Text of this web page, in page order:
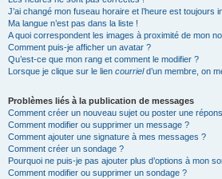
J’ai changé mon fuseau horaire et l’heure est toujours
Ma langue n’est pas dans la liste !
A quoi correspondent les images à proximité de mon
Comment puis-je afficher un avatar ?
Qu’est-ce que mon rang et comment le modifier ?
Lorsque je clique sur le lien courrield’un membre, on
Problèmes liés à la publication de messages
Comment créer un nouveau sujet ou poster une
Comment modifier ou supprimer un message ?
Comment ajouter une signature à mes messages ?
Comment créer un sondage ?
Pourquoi ne puis-je pas ajouter plus d’options à mon
Comment modifier ou supprimer un sondage ?